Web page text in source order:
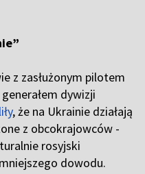
z zasłużonym pilotem
dywizji
, że na Ukrainie działają
z obcokrajowców -
rosyjski
dowodu.